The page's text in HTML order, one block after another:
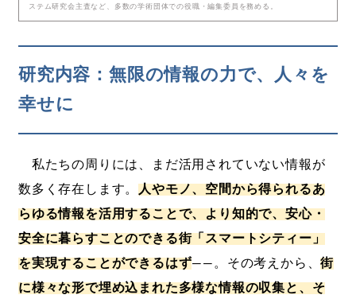
ステム研究会主査など、多数の学術団体での役職・編集委員を務める。
研究内容：無限の情報の力で、人々を
幸せに
私たちの周りには、まだ活用されていない情報が
数多く存在します。 人やモノ、空間から得られるあ
らゆる情報を活用することで、より知的で、安心・
安全に暮らすことのできる街「スマートシティー」
を実現することができるはず――。その考えから、街
に様々な形で埋め込まれた多様な情報の収集と、そ